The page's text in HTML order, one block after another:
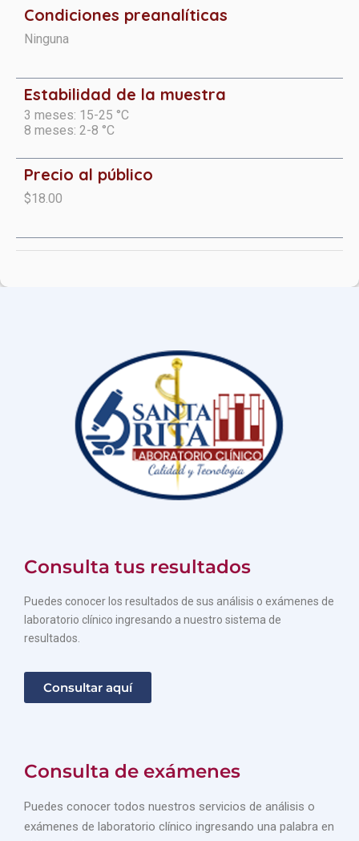
Condiciones preanalíticas
Ninguna
Estabilidad de la muestra
3 meses: 15-25 °C
8 meses: 2-8 °C
Precio al público
$18.00
Consulta tus resultados
Puedes conocer los resultados de sus análisis o exámenes de
laboratorio clínico ingresando a nuestro sistema de
resultados.
Consultar aquí
Consulta de exámenes
Puedes conocer todos nuestros servicios de análisis o
exámenes de laboratorio clínico ingresando una palabra en